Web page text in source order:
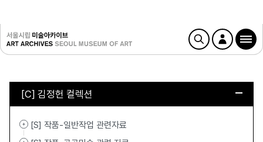
[C] 김정헌 컬렉션
[S] 작품-일반작업 관련자료